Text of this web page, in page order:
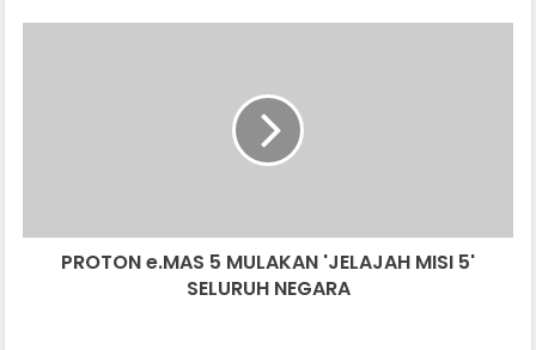
NEGARA
PROTON e.MAS 5 MULAKAN 'JELAJAH MISI 5'
SELURUH NEGARA